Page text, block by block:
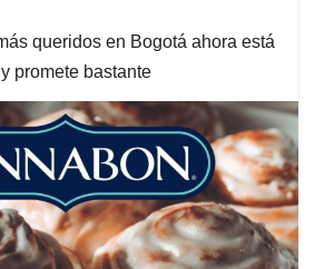
queridos en Bogotá ahora está
promete bastante